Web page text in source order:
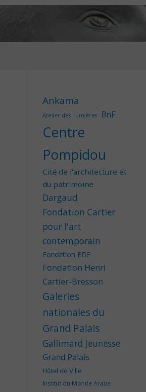
Ankama
Atelier des Lumières BnF
Centre
Pompidou
Cité de l'architecture et
du patrimoine
Dargaud
Fondation Cartier
pour l'art
contemporain
Fondation EDF
Fondation Henri
Cartier-Bresson
Galeries
nationales du
Grand Palais
Gallimard Jeunesse
Grand Palais
Hôtel de Ville
Institut du Monde Arabe